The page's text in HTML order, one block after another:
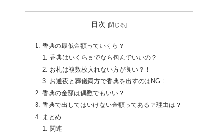
目次
香典の最低金額っていくら？
香典はいくらまでなら包んでいいの？
お札は複数枚入れない方が良い？！
お通夜と葬儀両方で香典を出すのはNG！
香典の金額は偶数でもいい？
香典で出してはいけない金額ってある？理由は？
まとめ
関連